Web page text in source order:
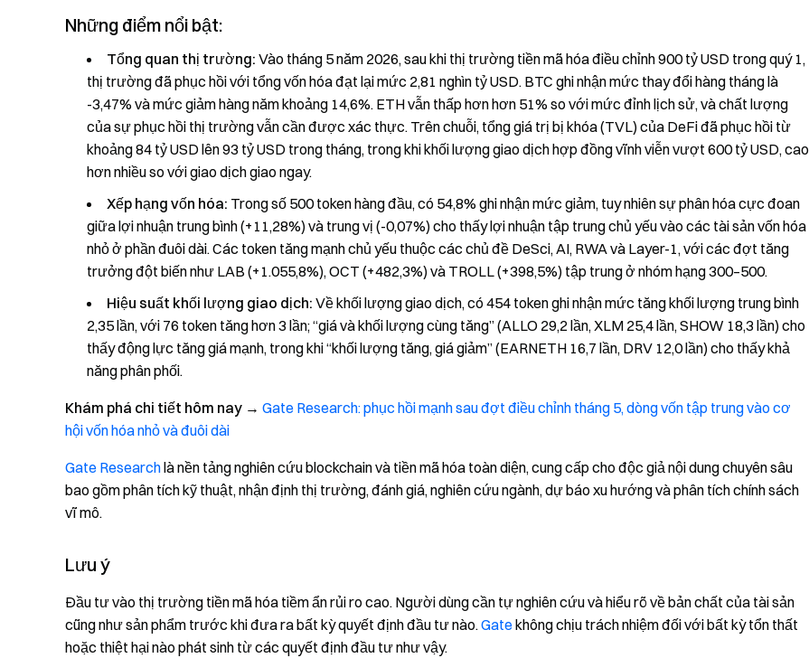
Những điểm nổi bật:
Tổng quan thị trường: Vào tháng 5 năm 2026, sau khi thị trường tiền mã hóa điều chỉnh 900 tỷ USD trong quý 1,
thị trường đã phục hồi với tổng vốn hóa đạt lại mức 2,81 nghìn tỷ USD. BTC ghi nhận mức thay đổi hàng tháng là
-3,47% và mức giảm hàng năm khoảng 14,6%. ETH vẫn thấp hơn hơn 51% so với mức đỉnh lịch sử, và chất lượng
của sự phục hồi thị trường vẫn cần được xác thực. Trên chuỗi, tổng giá trị bị khóa (TVL) của DeFi đã phục hồi từ
khoảng 84 tỷ USD lên 93 tỷ USD trong tháng, trong khi khối lượng giao dịch hợp đồng vĩnh viễn vượt 600 tỷ USD, cao
hơn nhiều so với giao dịch giao ngay.
Xếp hạng vốn hóa: Trong số 500 token hàng đầu, có 54,8% ghi nhận mức giảm, tuy nhiên sự phân hóa cực đoan
giữa lợi nhuận trung bình (+11,28%) và trung vị (-0,07%) cho thấy lợi nhuận tập trung chủ yếu vào các tài sản vốn hóa
nhỏ ở phần đuôi dài. Các token tăng mạnh chủ yếu thuộc các chủ đề DeSci, AI, RWA và Layer-1, với các đợt tăng
trưởng đột biến như LAB (+1.055,8%), OCT (+482,3%) và TROLL (+398,5%) tập trung ở nhóm hạng 300–500.
Hiệu suất khối lượng giao dịch: Về khối lượng giao dịch, có 454 token ghi nhận mức tăng khối lượng trung bình
2,35 lần, với 76 token tăng hơn 3 lần; “giá và khối lượng cùng tăng” (ALLO 29,2 lần, XLM 25,4 lần, SHOW 18,3 lần) cho
thấy động lực tăng giá mạnh, trong khi “khối lượng tăng, giá giảm” (EARNETH 16,7 lần, DRV 12,0 lần) cho thấy khả
năng phân phối.
Khám phá chi tiết hôm nay → Gate Research: phục hồi mạnh sau đợt điều chỉnh tháng 5, dòng vốn tập trung vào cơ
hội vốn hóa nhỏ và đuôi dài
Gate Researchlà nền tảng nghiên cứu blockchain và tiền mã hóa toàn diện, cung cấp cho độc giả nội dung chuyên sâu
bao gồm phân tích kỹ thuật, nhận định thị trường, đánh giá, nghiên cứu ngành, dự báo xu hướng và phân tích chính sách
vĩ mô.
Lưu ý
Đầu tư vào thị trường tiền mã hóa tiềm ẩn rủi ro cao. Người dùng cần tự nghiên cứu và hiểu rõ về bản chất của tài sản
cũng như sản phẩm trước khi đưa ra bất kỳ quyết định đầu tư nào.Gatekhông chịu trách nhiệm đối với bất kỳ tổn thất
hoặc thiệt hại nào phát sinh từ các quyết định đầu tư như vậy.